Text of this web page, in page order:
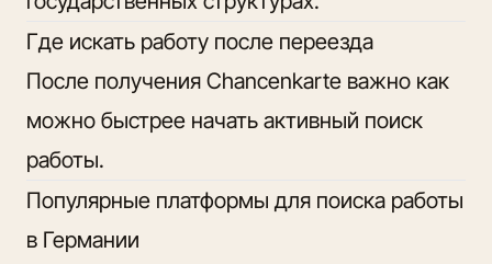
Где искать работу после переезда
После получения Chancenkarte важно как
можно быстрее начать активный поиск
работы.
Популярные платформы для поиска работы
в Германии